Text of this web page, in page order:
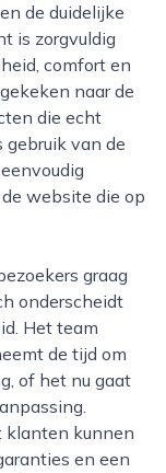
de duidelijke
is zorgvuldig
comfort en
naar de
die echt
van de
website die op
onderscheidt
Het team
de tijd om
of het nu gaat
klanten kunnen
en een